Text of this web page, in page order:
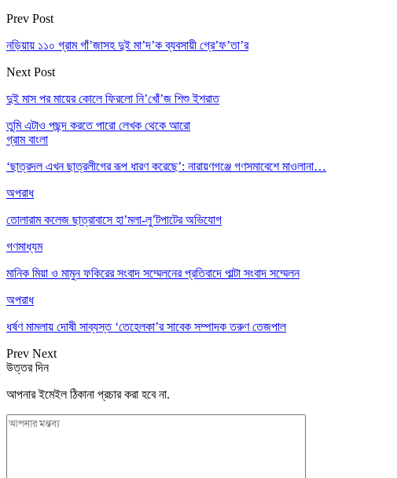
Prev Post
নড়িয়ায় ১১০ গ্রাম গাঁ’জাসহ দুই মা’দ’ক ব্যবসায়ী গ্রে’ফ’তা’র
Next Post
দুই মাস পর মায়ের কোলে ফিরলো নি’খোঁ’জ শিশু ইশরাত
তুমি এটাও পছন্দ করতে পারো লেখক থেকে আরো
গ্রাম বাংলা
‘ছাত্রদল এখন ছাত্রলীগের রূপ ধারণ করেছে’: নারায়ণগঞ্জে গণসমাবেশে মাওলানা…
অপরাধ
তোলারাম কলেজ ছাত্রাবাসে হা’মলা-লু’টপাটের অভিযোগ
গণমাধ্যম
মানিক মিয়া ও মামুন ফকিরের সংবাদ সম্মেলনের প্রতিবাদে পাল্টা সংবাদ সম্মেলন
অপরাধ
ধর্ষণ মামলায় দোষী সাব্যস্ত ‘তেহেলকা’র সাবেক সম্পাদক তরুণ তেজপাল
Prev Next
উত্তর দিন
আপনার ইমেইল ঠিকানা প্রচার করা হবে না.